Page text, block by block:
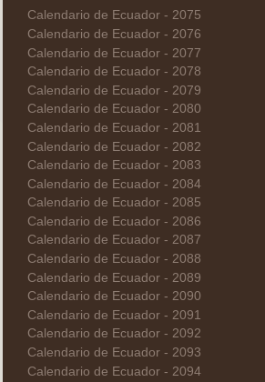
Calendario de Ecuador - 2075
Calendario de Ecuador - 2076
Calendario de Ecuador - 2077
Calendario de Ecuador - 2078
Calendario de Ecuador - 2079
Calendario de Ecuador - 2080
Calendario de Ecuador - 2081
Calendario de Ecuador - 2082
Calendario de Ecuador - 2083
Calendario de Ecuador - 2084
Calendario de Ecuador - 2085
Calendario de Ecuador - 2086
Calendario de Ecuador - 2087
Calendario de Ecuador - 2088
Calendario de Ecuador - 2089
Calendario de Ecuador - 2090
Calendario de Ecuador - 2091
Calendario de Ecuador - 2092
Calendario de Ecuador - 2093
Calendario de Ecuador - 2094